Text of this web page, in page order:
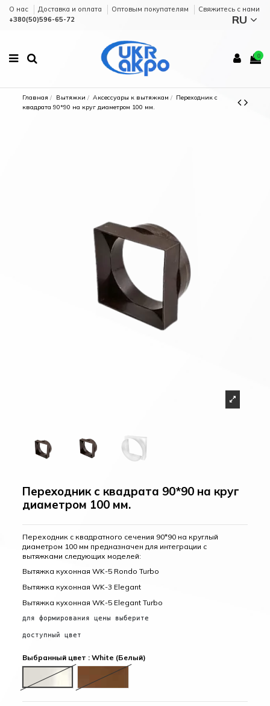
О нас Доставка и оплата Оптовым покупателям
Cвяжитесь с нами
+380(50)596-65-72
RU
0
Главная Вытяжки Аксессуары к вытяжкам
Переходник с
квадрата 90*90 на круг диаметром 100 мм.
Переходник с квадрата 90*90 на круг
диаметром 100 мм.
Переходник с квадратного сечения 90*90 на круглый
диаметром 100 мм предназначен для интеграции с
вытяжками следующих моделей:
Вытяжка кухонная WK-5 Rondo Turbo
Вытяжка кухонная WK-3 Elegant
Вытяжка кухонная WK-5 Elegant Turbo
для формирования цены выберите
доступный цвет
Выбранный цвет : White (Белый)
White (Белый)
Brown (Коричневый)